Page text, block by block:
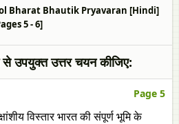
Bharat Bhautik Pryavaran [Hindi]
5 - 6]
से उपयुक्त उत्तर चयन कीजिए:
Page 5
विस्तार भारत की संपूर्ण भूमि के